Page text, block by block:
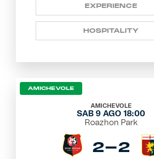
EXPERIENCE
HOSPITALITY
AMICHEVOLE
AMICHEVOLE
SAB 9 AGO 18:00
Roazhon Park
2-2